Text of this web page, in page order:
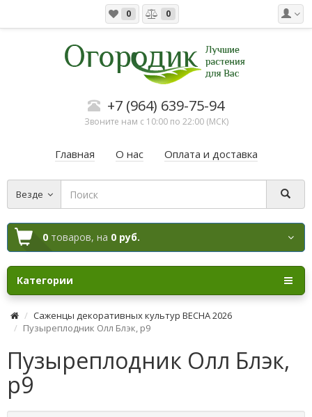
0 0
+7 (964) 639-75-94
Звоните нам с 10:00 по 22:00 (МСК)
Главная О нас Оплата и доставка
Везде
0 товаров, на 0 руб.
Категории
Саженцы декоративных культур ВЕСНА 2026
Пузыреплодник Олл Блэк, р9
Пузыреплодник Олл Блэк,
р9